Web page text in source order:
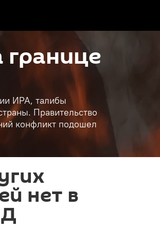
границе
ИРА, талибы
Правительство
конфликт подошел
нет в